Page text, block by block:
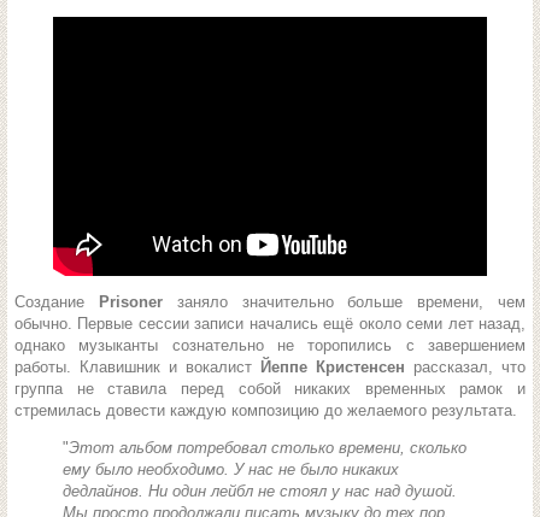
Создание Prisoner заняло значительно больше времени, чем
обычно. Первые сессии записи начались ещё около семи лет назад,
однако музыканты сознательно не торопились с завершением
работы. Клавишник и вокалист Йеппе Кристенсен рассказал, что
группа не ставила перед собой никаких временных рамок и
стремилась довести каждую композицию до желаемого результата.
"Этот альбом потребовал столько времени, сколько
ему было необходимо. У нас не было никаких
дедлайнов. Ни один лейбл не стоял у нас над душой.
Мы просто продолжали писать музыку до тех пор,